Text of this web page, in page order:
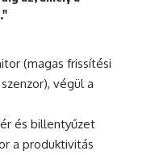
(magas frissítési
végül a
és billentyűzet
a produktivitás